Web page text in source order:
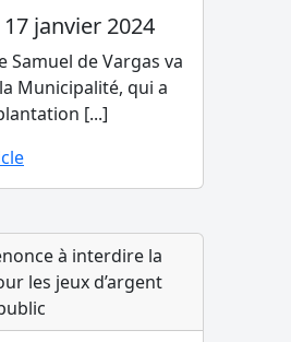
janvier 2024
Samuel de Vargas va
Municipalité, qui a
[...]
à interdire la
les jeux d’argent